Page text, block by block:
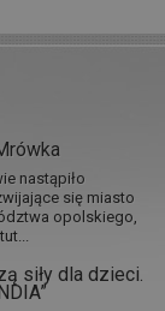
nastąpiło
się miasto
opolskiego,
siły dla dzieci.